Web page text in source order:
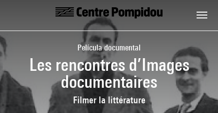
Skip to main content
Centre Pompidou
Película documental
Les rencontres d’Images
documentaires
Filmer la littérature